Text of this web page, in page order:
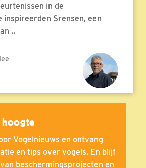
in de
inspireerden Srensen, een
..
Vogelnieuws en ontvang
en tips over vogels. En blijf
beschermingsprojecten en